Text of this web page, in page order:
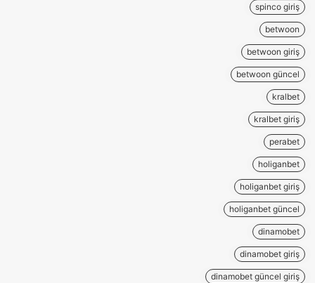
spinco giriş
betwoon
betwoon giriş
betwoon güncel
kralbet
kralbet giriş
perabet
holiganbet
holiganbet giriş
holiganbet güncel
dinamobet
dinamobet giriş
dinamobet güncel giriş